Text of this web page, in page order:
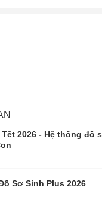
2026 - Hệ thống đồ
Sơ Sinh Plus 2026